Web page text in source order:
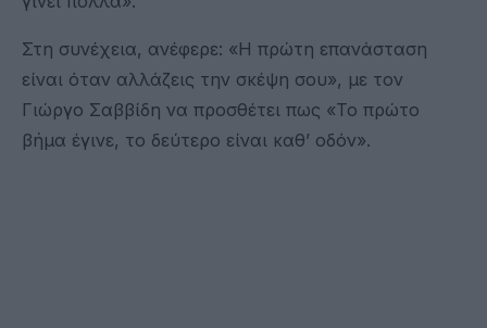
Στη συνέχεια, ανέφερε: «Η πρώτη επανάσταση
είναι όταν αλλάζεις την σκέψη σου», με τον
Γιώργο Σαββίδη να προσθέτει πως «Το πρώτο
βήμα έγινε, το δεύτερο είναι καθ’ οδόν».